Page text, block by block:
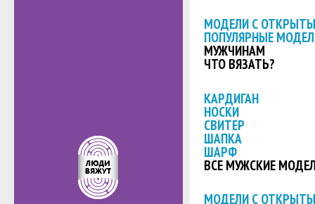
МОДЕЛИ С
ПОПУЛЯРНЫЕ
МУЖЧИНАМ
ЧТО ВЯЗАТЬ?
КАРДИГАН
НОСКИ
СВИТЕР
ШАПКА
ШАРФ
ВСЕ МУЖСКИЕ
МОДЕЛИ С